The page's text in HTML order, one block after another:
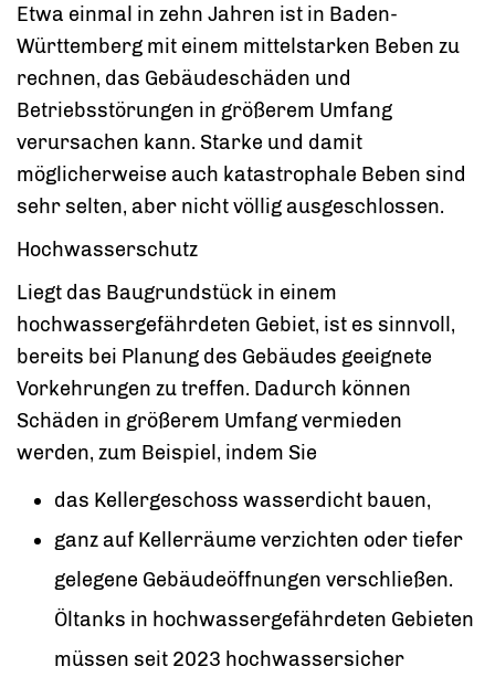
Etwa einmal in zehn Jahren ist in Baden-
Württemberg mit einem mittelstarken Beben zu
rechnen, das Gebäudeschäden und
Betriebsstörungen in größerem Umfang
verursachen kann. Starke und damit
möglicherweise auch katastrophale Beben sind
sehr selten, aber nicht völlig ausgeschlossen.
Hochwasserschutz
Liegt das Baugrundstück in einem
hochwassergefährdeten Gebiet, ist es sinnvoll,
bereits bei Planung des Gebäudes geeignete
Vorkehrungen zu treffen. Dadurch können
Schäden in größerem Umfang vermieden
werden, zum Beispiel, indem Sie
das Kellergeschoss wasserdicht bauen,
ganz auf Kellerräume verzichten oder tiefer
gelegene Gebäudeöffnungen verschließen.
Öltanks in hochwassergefährdeten Gebieten
müssen seit 2023 hochwassersicher